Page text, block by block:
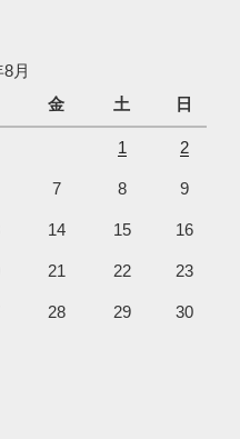
月
金 土 日
1 2
7 8 9
14 15 16
21 22 23
28 29 30